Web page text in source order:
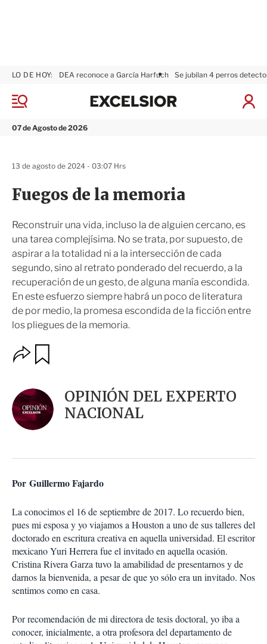
M
n
07 de Agosto de 2026
LO DE HOY: DEA reconoce a García Harfuch Se jubilan 4 perros
I
x
Fuegos de la memoria
Reconstruir una vida, incluso la de alguien cercano, es
una tarea complejísima. No se trata, por supuesto, de
aspirar a la totalidad ni a la intersección de cada
segundo, sino al retrato ponderado del recuerdo, a la
recuperación de un gesto, de alguna manía escondida.
En este esfuerzo siempre habrá un poco de literatura
de por medio, la promesa escondida de la ficción entre
los pliegues de la memoria.
13 de agosto de 2024 - 03:07 Hrs
O
p
o
n
e
s
c
m
a
r
t
i
r
a
r
OPINIÓN DEL EXPERTO
NACIONAL
Por Guillermo Fajardo
La conocimos el 16 de septiembre de 2017. Lo recuerdo bien,
pues mi esposa y yo viajamos a Houston a uno de sus talleres del
doctorado en escritura creativa en aquella universidad. El escritor
mexicano Yuri Herrera fue el invitado en aquella ocasión.
Cristina Rivera Garza tuvo la amabilidad de presentarnos y de
darnos la bienvenida, a pesar de que yo sólo era un invitado. Nos
sentimos como en casa.
Por recomendación de mi directora de tesis doctoral, yo iba a
conocer, inicialmente, a otra profesora del departamento de